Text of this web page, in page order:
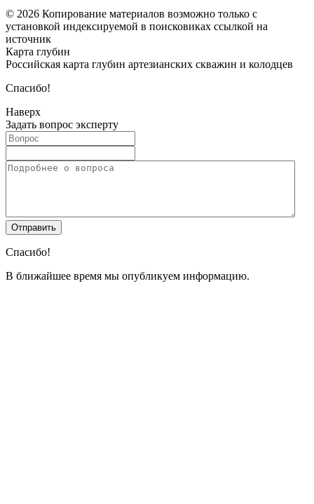
© 2026 Копирование материалов возможно только с
установкой индексируемой в поисковиках ссылкой на
источник
Карта глубин
Российская карта глубин артезианских скважин и колодцев
Спасибо!
Наверх
Задать вопрос эксперту
Спасибо!
В ближайшее время мы опубликуем информацию.